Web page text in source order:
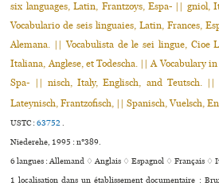
six languages, Latin, Frantzoys, Espa- || gniol,
Vocabulario de seis linguaies, Latin, Frances,
Alemana. || Vocabulista de le sei lingue, Cioe
Italiana, Anglese, et Todescha. || A Vocabulary
Spa- || nisch, Italy, Englisch, and Teutsch. ||
Lateynisch, Frantzofisch, || Spanisch, Vuelsch,
USTC :63752.
Niederehe, 1995 : n°389.
6 langues :Allemand ♢Anglais ♢Espagnol ♢Français ♢
1 localisation dans un établissement documentaire :